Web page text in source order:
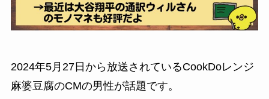
2024年5月27日から放送されているCookDoレンジ
麻婆豆腐のCMの男性が話題です。